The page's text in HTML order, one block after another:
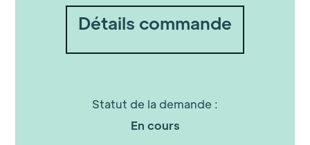
Détails commande
Statut de la demande :
En cours